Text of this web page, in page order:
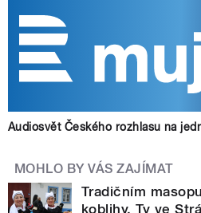
Audiosvět Českého rozhlasu na
MOHLO BY VÁS ZAJÍMAT
Tradičním
koblihy. Ty ve